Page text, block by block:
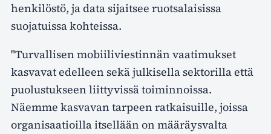
henkilöstö, ja data sijaitsee ruotsalaisissa
suojatuissa kohteissa.
"Turvallisen mobiiliviestinnän vaatimukset
kasvavat edelleen sekä julkisella sektorilla että
puolustukseen liittyvissä toiminnoissa.
Näemme kasvavan tarpeen ratkaisuille, joissa
organisaatioilla itsellään on määräysvalta